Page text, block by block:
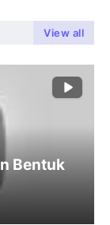
View all
Bentuk